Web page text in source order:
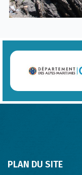
PLAN DU SITE